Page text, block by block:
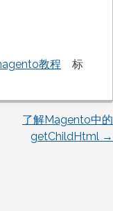
教程
标
了解Magento中的
getChildHtml →